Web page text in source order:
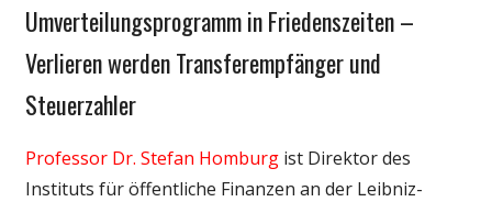
Wirtschaft
Wissenschaft
Umverteilungsprogramm in Friedenszeiten –
Verlieren werden Transferempfänger und
Steuerzahler
Professor Dr. Stefan Homburgist Direktor des
Instituts für öffentliche Finanzen an der Leibniz-